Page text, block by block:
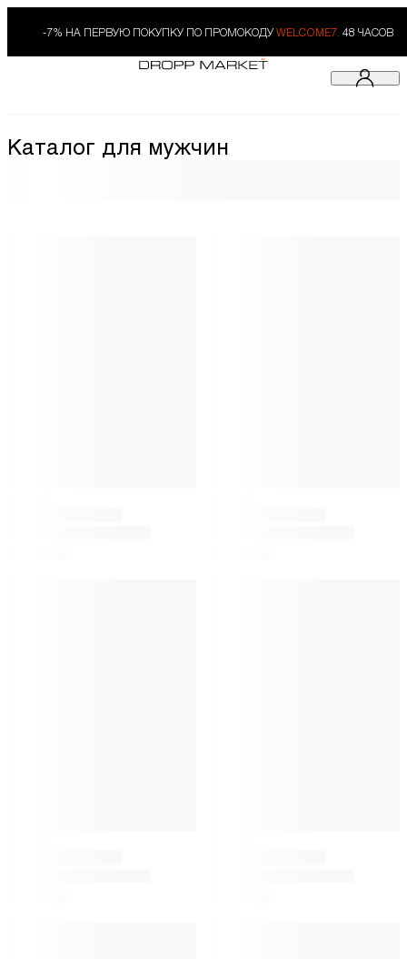
-7% НА ПЕРВУЮ ПОКУПКУ ПО ПРОМОКОДУ WELCOME7. 48 ЧАСОВ
Каталог для мужчин